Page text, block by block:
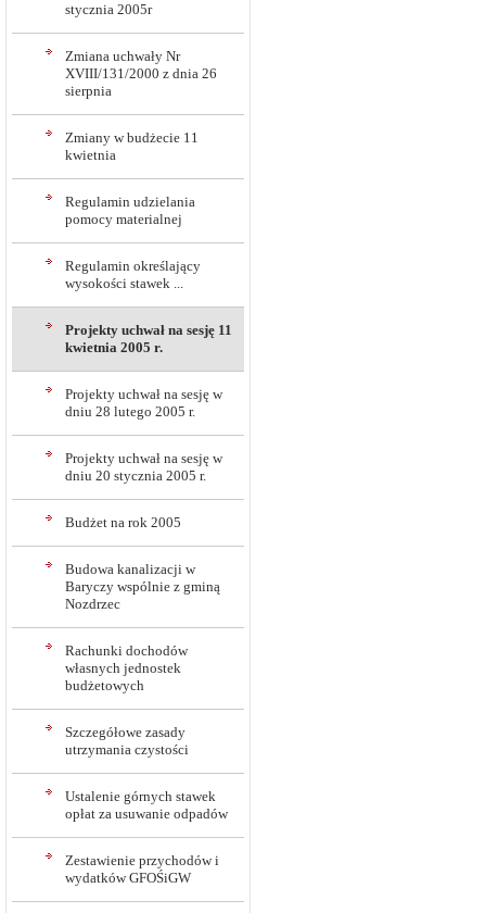
stycznia 2005r
Zmiana uchwały Nr
XVIII/131/2000 z dnia 26
sierpnia
Zmiany w budżecie 11
kwietnia
Regulamin udzielania
pomocy materialnej
Regulamin określający
wysokości stawek ...
Projekty uchwał na sesję 11
kwietnia 2005 r.
Projekty uchwał na sesję w
dniu 28 lutego 2005 r.
Projekty uchwał na sesję w
dniu 20 stycznia 2005 r.
Budżet na rok 2005
Budowa kanalizacji w
Baryczy wspólnie z gminą
Nozdrzec
Rachunki dochodów
własnych jednostek
budżetowych
Szczegółowe zasady
utrzymania czystości
Ustalenie górnych stawek
opłat za usuwanie odpadów
Zestawienie przychodów i
wydatków GFOŚiGW